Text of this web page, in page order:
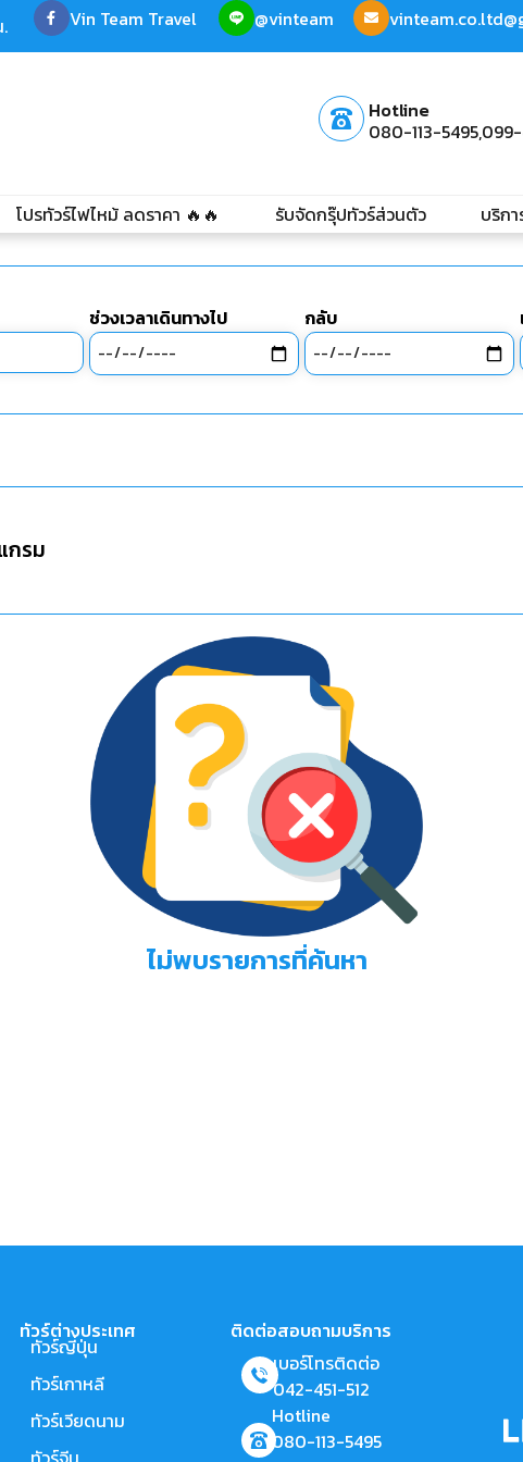
Vin Team Travel @vinteam
Hotline
080-113-5495,
โปรทัวร์ไฟไหม้ ลดราคา 🔥🔥 รับจัดกรุ๊ปทัวร์ส่วนตัว บริก
ช่วงเวลาเดินทางไป กลับ
กรม
ไม่พบรายการที่ค้นหา
ทัวร์ต่างประเทศ
ทัวร์ญี่ปุ่น
ทัวร์เกาหลี
ทัวร์เวียดนาม
ติดต่อสอบถามบริการ
เบอร์โทรติดต่อ
042-451-512
Hotline
080-113-5495